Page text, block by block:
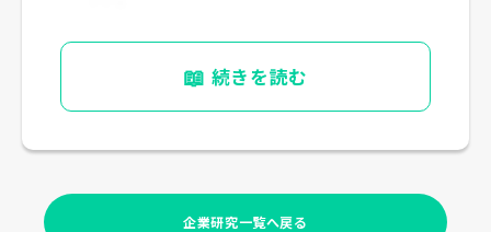
📖 続きを読む
企業研究一覧へ戻る